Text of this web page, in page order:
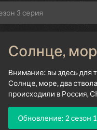
3 серия
Солнце,
Внимание: вы здесь для
Солнце, море, два
происходили в Россия,
Обновление: 2 сезон